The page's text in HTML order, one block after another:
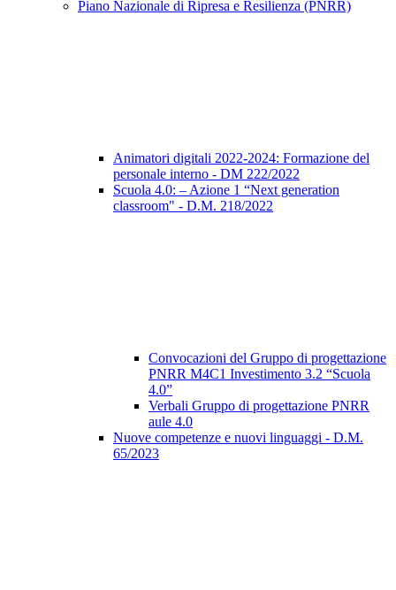
Piano Nazionale di Ripresa e Resilienza (PNRR)
Animatori digitali 2022-2024: Formazione del
personale interno - DM 222/2022
Scuola 4.0: – Azione 1 “Next generation
classroom" - D.M. 218/2022
Convocazioni del Gruppo di progettazione
PNRR M4C1 Investimento 3.2 “Scuola
4.0”
Verbali Gruppo di progettazione PNRR
aule 4.0
Nuove competenze e nuovi linguaggi - D.M.
65/2023